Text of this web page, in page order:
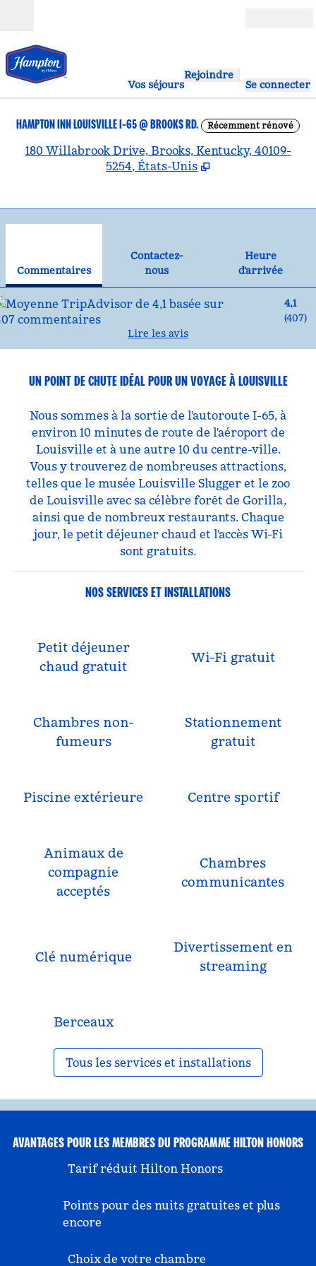
Vos séjours
Rejoindre
Se connecter
HAMPTON INN LOUISVILLE I-65 @ BROOKS RD. Récemment rénové
180 Willabrook Drive, Brooks, Kentucky, 40109-
5254, États-Unis
Commentaires
Contactez-
nous
Contactez-nous
Heure
d'arrivée
4,1
(407)
Lire les avis
UN POINT DE CHUTE IDÉAL POUR UN VOYAGE À LOUISVILLE
Nous sommes à la sortie de l'autoroute I-65, à
environ 10 minutes de route de l'aéroport de
Louisville et à une autre 10 du centre-ville.
Vous y trouverez de nombreuses attractions,
telles que le musée Louisville Slugger et le zoo
de Louisville avec sa célèbre forêt de Gorilla,
ainsi que de nombreux restaurants. Chaque
jour, le petit déjeuner chaud et l'accès Wi-Fi
sont gratuits.
NOS SERVICES ET INSTALLATIONS
Petit déjeuner
chaud gratuit
Wi-Fi gratuit
Chambres non-
fumeurs
Stationnement
gratuit
Piscine extérieure Centre sportif
Animaux de
compagnie
acceptés
Chambres
communicantes
Clé numérique
Divertissement en
streaming
Berceaux
Tous les services et installations
AVANTAGES POUR LES MEMBRES DU PROGRAMME HILTON HONORS
Tarif réduit Hilton Honors
Points pour des nuits gratuites et plus
encore
Choix de votre chambre